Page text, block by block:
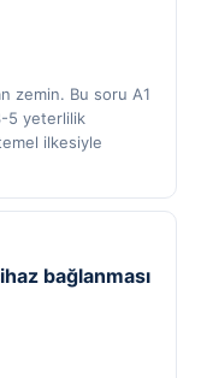
zemin. Bu soru A1
5 yeterlilik
ilkesiyle
bağlanması